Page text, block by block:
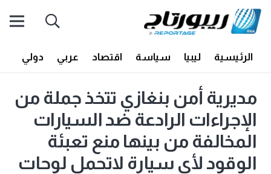
الرئيسية ليبيا سياسة اقتصاد عربي دولي
مديرية أمن بنغازي تتخذ جملة من
الإجراءات الرادعة ضد السيارات
المخالفة من بينها منع تعبئة
الوقود لأي سيارة لاتحمل لوحات